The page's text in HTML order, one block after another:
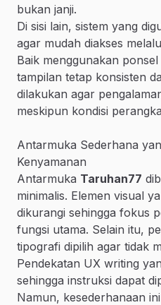
bukan janji.
Di sisi lain, sistem yang
agar mudah diakses
Baik menggunakan
tampilan tetap konsisten
dilakukan agar
meskipun kondisi
Antarmuka Sederhana
Kenyamanan
Antarmuka Taruhan77
minimalis. Elemen visual
dikurangi sehingga fokus
fungsi utama. Selain itu,
tipografi dipilih agar tidak
Pendekatan UX writing
sehingga instruksi dapat
Namun, kesederhanaan